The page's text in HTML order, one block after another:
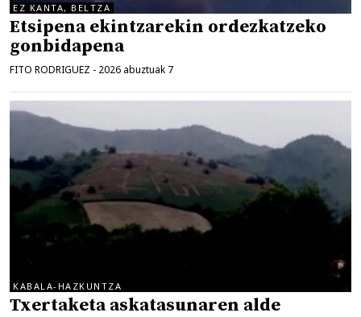
EZ KANTA, BELTZA
Etsipena ekintzarekin ordezkatzeko
gonbidapena
FITO RODRIGUEZ - 2026 abuztuak 7
KABALA-HAZKUNTZA
Txertaketa askatasunaren alde